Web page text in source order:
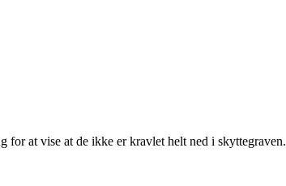
for at vise at de ikke er kravlet helt ned i skyttegraven.